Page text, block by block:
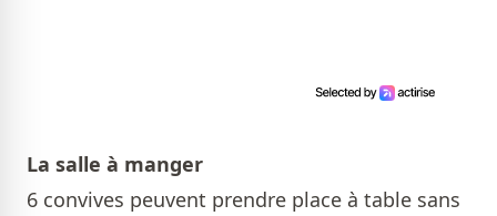
La salle à manger
6 convives peuvent prendre place à table sans